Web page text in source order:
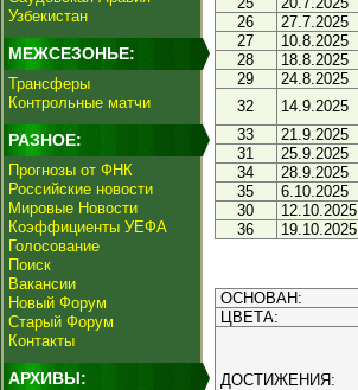
Узбекистан
МЕЖСЕЗОНЬЕ:
Трансферы
Контрольные матчи
РАЗНОЕ:
Прогнозы от ФНК
Российские новости
Мировые Новости
Коэффициенты УЕФА
Голосование
Поиск
Вакансии
Новый Форум
Старый Форум
Контакты
АРХИВЫ:
26
27.7.2025
27
10.8.2025
28
18.8.2025
29
24.8.2025
32
14.9.2025
33
21.9.2025
31
25.9.2025
34
28.9.2025
35
6.10.2025
30
12.10.2025
36
19.10.2025
ОСНОВАН:
ЦВЕТА:
ДОСТИЖЕНИЯ: